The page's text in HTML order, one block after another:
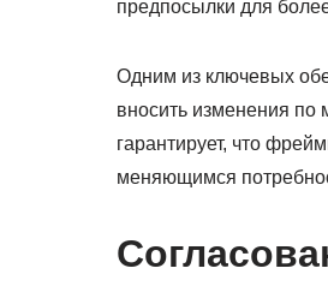
предпосылки для
Одним из ключевых
вносить изменения по
гарантирует, что
меняющимся